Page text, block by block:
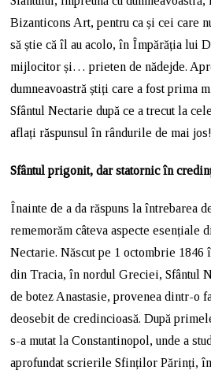
Bizanticons Art, pentru ca și cei care
să știe că îl au acolo, în Împărăția lui
mijlocitor și… prieten de nădejde.
dumneavoastră știți care a fost prima
Sfântul Nectarie după ce a trecut la
aflați răspunsul în rândurile de mai jos!
Sfântul prigonit, dar statornic în
Înainte de a da răspuns la întrebarea
rememorăm câteva aspecte esențiale
Nectarie. Născut pe 1 octombrie
din Tracia, în nordul Greciei, Sfântul
de botez Anastasie, provenea dintr-o
deosebit de credincioasă. După
s-a mutat la Constantinopol, unde a
aprofundat scrierile Sfinților Părinți,